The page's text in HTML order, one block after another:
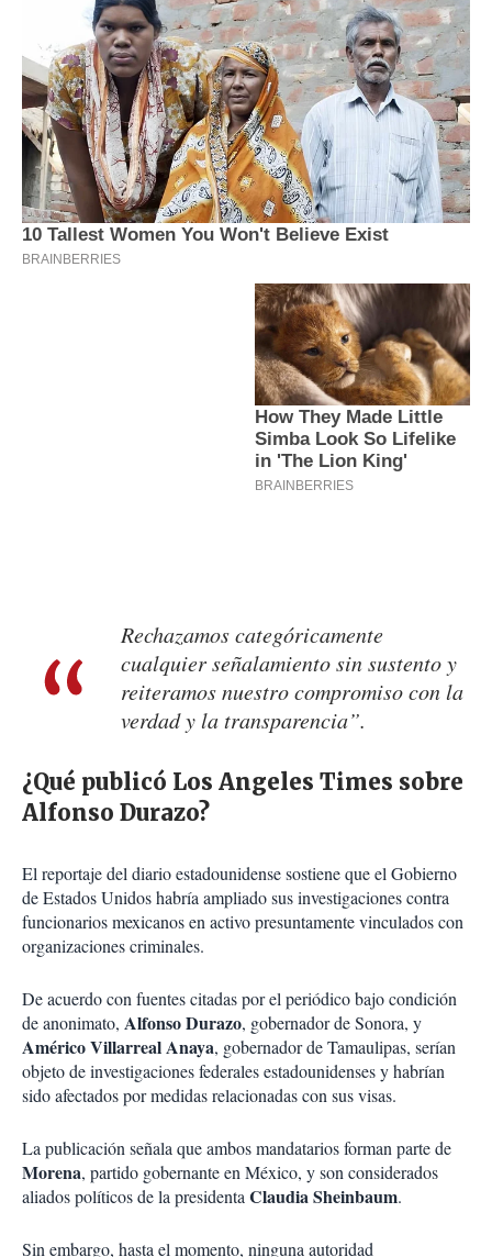
Rechazamos categóricamente
cualquier señalamiento sin sustento y
reiteramos nuestro compromiso con la
verdad y la transparencia”.
¿Qué publicó Los Angeles Times sobre
Alfonso Durazo?
El reportaje del diario estadounidense sostiene que el Gobierno
de Estados Unidos habría ampliado sus investigaciones contra
funcionarios mexicanos en activo presuntamente vinculados con
organizaciones criminales.
De acuerdo con fuentes citadas por el periódico bajo condición
de anonimato, Alfonso Durazo, gobernador de Sonora, y
Américo Villarreal Anaya, gobernador de Tamaulipas, serían
objeto de investigaciones federales estadounidenses y habrían
sido afectados por medidas relacionadas con sus visas.
La publicación señala que ambos mandatarios forman parte de
Morena, partido gobernante en México, y son considerados
aliados políticos de la presidentaClaudia Sheinbaum.
Sin embargo, hasta el momento, ninguna autoridad